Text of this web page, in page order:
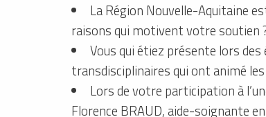
La Région Nouvelle-Aquitaine
raisons qui motivent votre soutien
Vous qui étiez présente lors
transdisciplinaires qui ont animé
Lors de votre participation à
Florence BRAUD, aide-soignante